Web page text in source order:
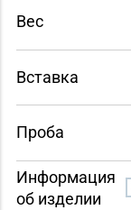
Вес
Вставка
Проба
Информация
об изделии